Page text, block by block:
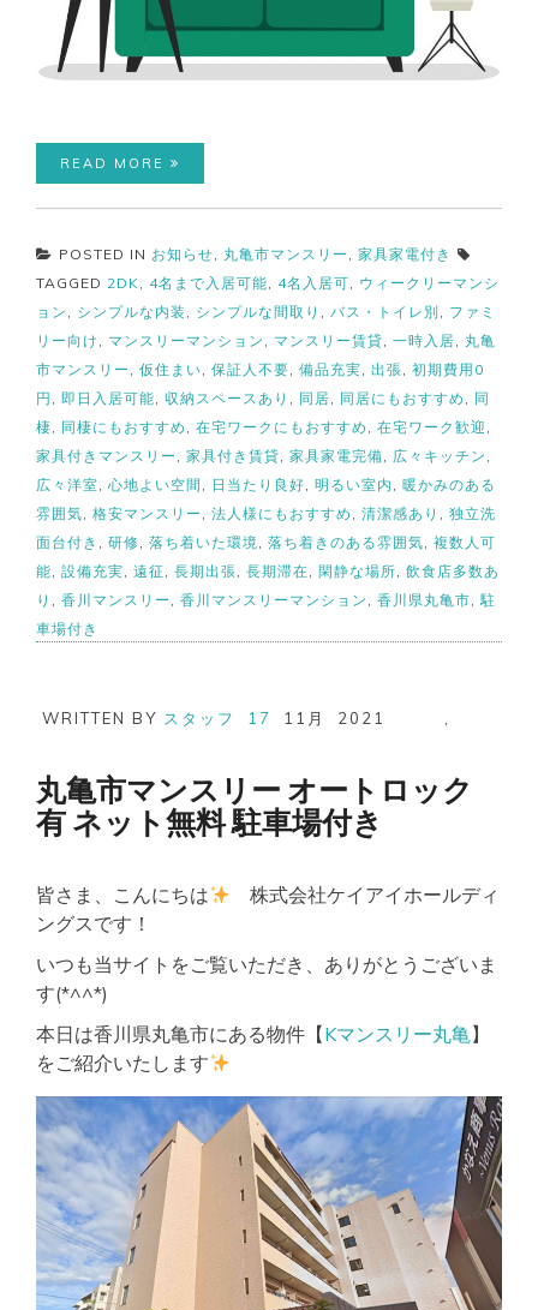
READ MORE
POSTED IN お知らせ, 丸亀市マンスリー , 家具家電付き
TAGGED 2DK, 4名まで入居可能, 4名入居可, ウィークリーマンシ
ョン , シンプルな内装 , シンプルな間取り , バス・トイレ別 , ファミ
リー向け , マンスリーマンション , マンスリー賃貸, 一時入居, 丸亀
市マンスリー , 仮住まい, 保証人不要, 備品充実, 出張, 初期費用0
円 , 即日入居可能, 収納スペースあり , 同居, 同居にもおすすめ , 同
棲, 同棲にもおすすめ , 在宅ワークにもおすすめ , 在宅ワーク歓迎 ,
家具付きマンスリー , 家具付き賃貸, 家具家電完備, 広々キッチン ,
広々洋室, 心地よい空間 , 日当たり良好, 明るい室内 , 暖かみのある
雰囲気, 格安マンスリー , 法人様にもおすすめ , 清潔感あり , 独立洗
面台付き , 研修, 落ち着いた環境, 落ち着きのある雰囲気, 複数人可
能, 設備充実, 遠征 , 長期出張, 長期滞在, 閑静な場所, 飲食店多数あ
り , 香川マンスリー , 香川マンスリーマンション , 香川県丸亀市,駐
車場付き
WRITTEN BY スタッフ 17 11月 2021
丸亀市マンスリー オートロック
有 ネット無料 駐車場付き
皆さま、こんにちは
株式会社ケイアイホールディ
ングスです！
いつも当サイトをご覧いただき、ありがとうございま
す(*^^*)
本日は香川県丸亀市にある物件【Kマンスリー丸亀】
をご紹介いたします